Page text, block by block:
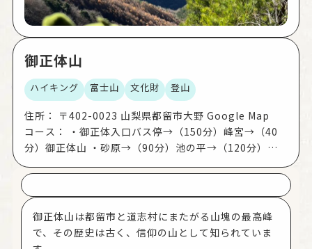
す。
③赤岩から二十六夜山
赤岩から二十六夜山までは、コブをいくつか越え、
60分ほどで到着します。二十六夜山（標高1297m）
からは、富士山と御正体山を眺めることができま
す。
④二十六夜山から芭蕉月待ちの湯
山頂から戸沢へ向かうと、途中で「仙人水」と呼ば
れる沢の水が岩肌から染み出している場所がありま
す。ここから30分ほどで登山口に到着。芭蕉月待ち
の湯で登山の疲れを癒やすのがおすすめです。
この山の名前は、江戸時代に盛んとなった旧暦の正
月と7月の二十六日の夜に、人々が寄り合い飲食など
を供にしながら月の出を待つ二十六夜（三日月）待
御正体山
ハイキング 富士山 文化財 登山
住所：
〒402-0023 山梨県都留市大野 Google Map
コース：
・御正体入口バス停→（150分）峰宮→（40
分）御正体山 ・砂原→（90分）池の平→（120分）妙
心上人御堂跡→（40分）峰宮→（40分）御正体山 ・御
正体山→（30分）峰宮→（120分）御正体入口バス停
・御正体山→（30分）峰宮→（30分）妙心上人御堂跡
→（90分）池の平→（90分）砂原
御正体山は都留市と道志村にまたがる山塊の最高峰
で、その歴史は古く、信仰の山として知られていま